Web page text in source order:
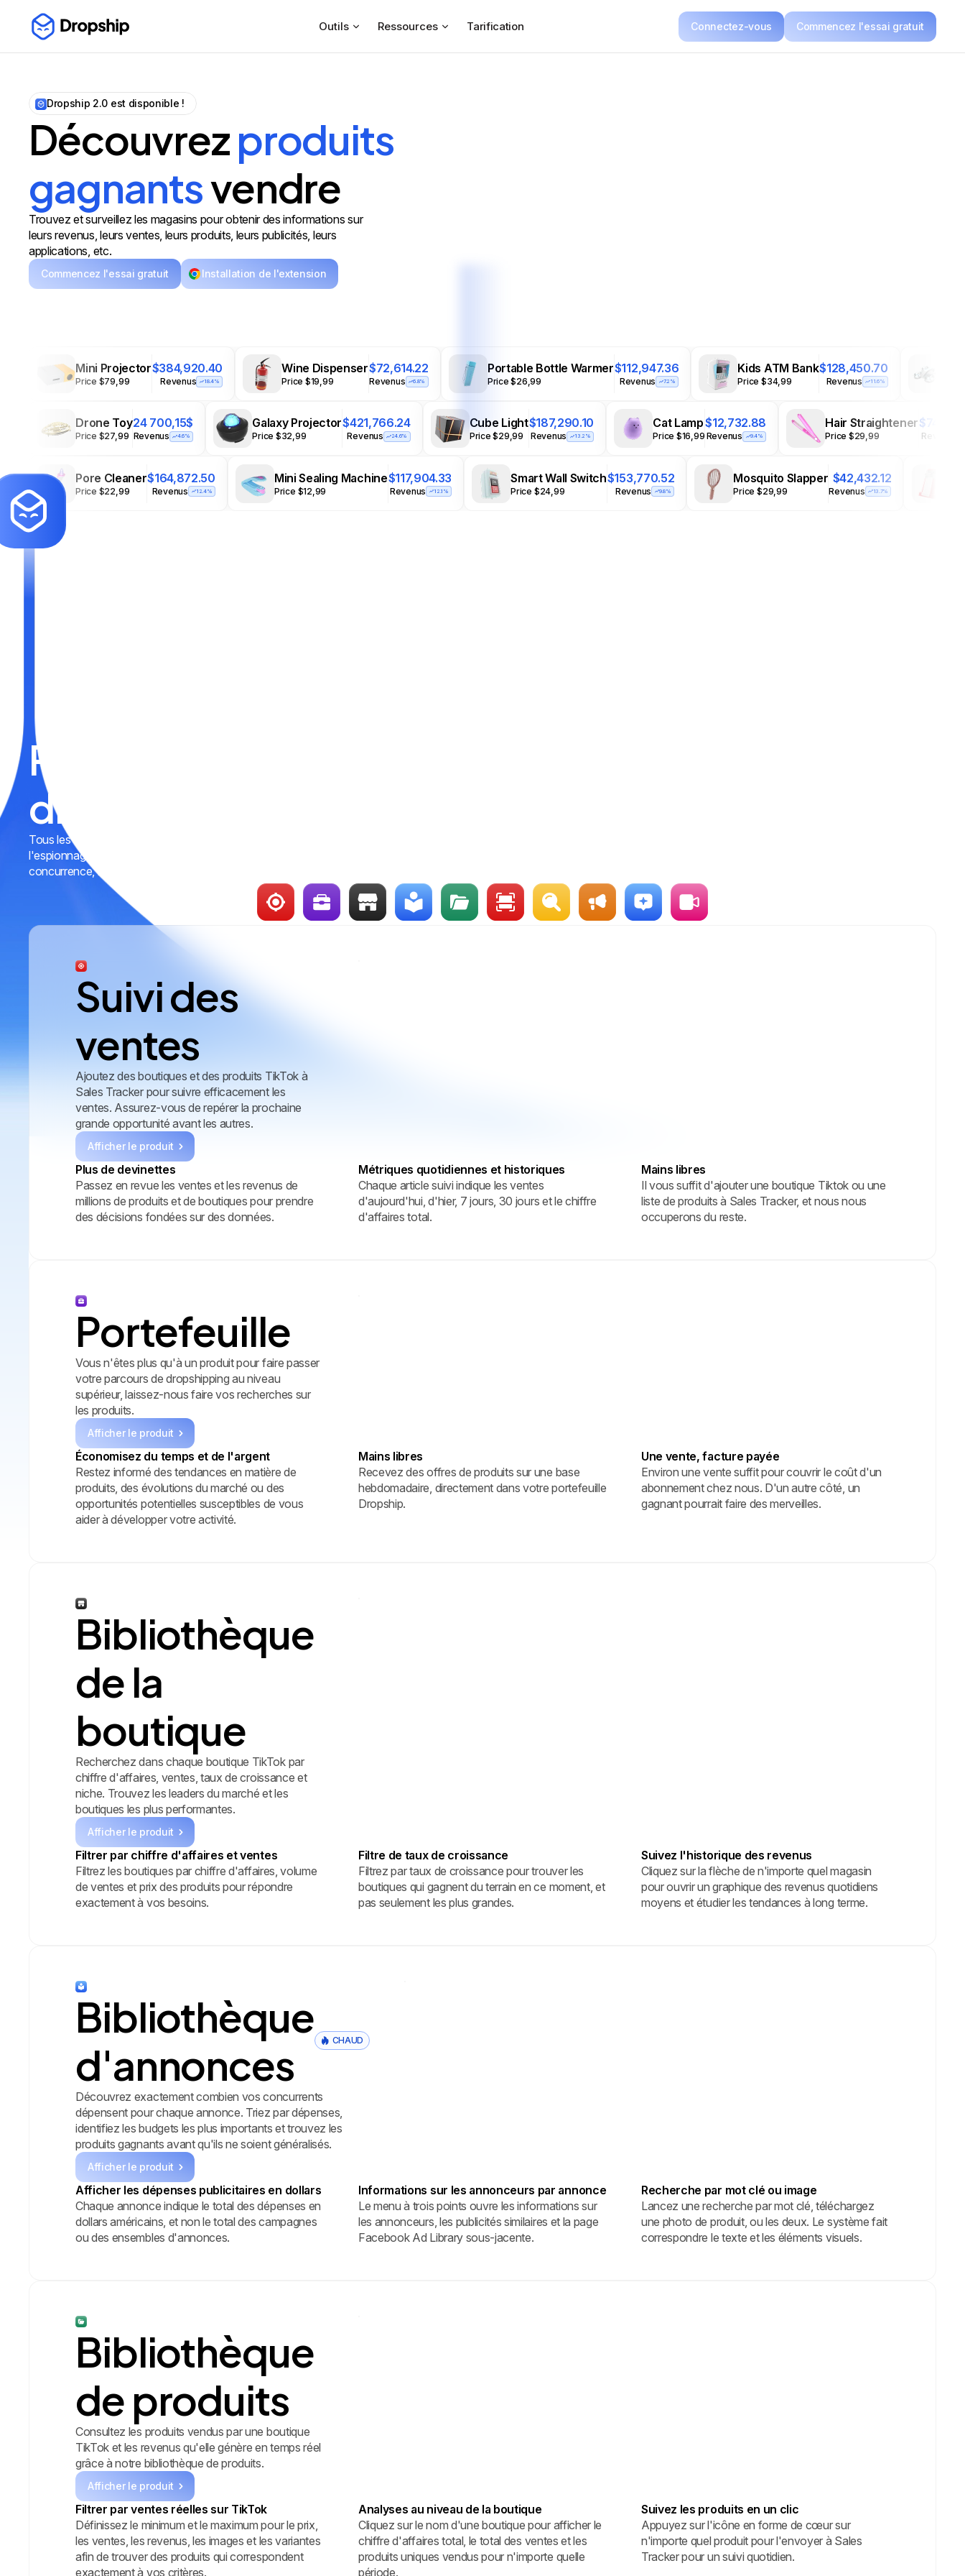
Outils Ressources Tarification Connectez-vous Commencez l'essai gratuit
Dropship 2.0 est disponible !
Découvrezproduits
gagnantsvendre
Trouvez et surveillez les magasins pour obtenir des informations sur
leurs revenus, leurs ventes, leurs produits, leurs publicités, leurs
applications, etc.
Commencez l'essai gratuit Installation de l'extension
Mini Projector
Price $79,99
$384,920.40
Revenus 18.4%
Wine Dispenser
Price $19,99
$72,614.22
Revenus 6.8%
Portable Bottle Warmer
Price $26,99
$112,947.36
Revenus 7.2%
Kids ATM Bank
Price $34,99
$128,450.70
Revenus 11.6%
Drone Toy
Price $27,99
24 700,15$
Revenus 4.6%
Galaxy Projector
Price $32,99
$421,766.24
Revenus 24.6%
Cube Light
Price $29,99
$187,290.10
Revenus 13.2%
Cat Lamp
Price $16,99
$12,732.88
Revenus 9.4%
Hair Straightener
Price $29,99 Revenus
Pore Cleaner
Price $22,99
$164,872.50
Revenus 12.4%
Mini Sealing Machine
Price $12,99
$117,904.33
Revenus 12.1%
Smart Wall Switch
Price $24,99
$153,770.52
Revenus 9.8%
Mosquito Slapper
Price $29,99
$42,432.12
Revenus 13.7%
Produits de
dropshipping
Tous les outils dont vous avez besoin pour la recherche de produits,
l'espionnage publicitaire, le suivi des ventes et l'analyse de la
concurrence, le tout dans un seul compte.
Suivi des
ventes
Ajoutez des boutiques et des produits TikTok à
Sales Tracker pour suivre efficacement les
ventes. Assurez-vous de repérer la prochaine
grande opportunité avant les autres.
Afficher le produit
Plus de devinettes
Passez en revue les ventes et les revenus de
millions de produits et de boutiques pour prendre
des décisions fondées sur des données.
Métriques quotidiennes et historiques
Chaque article suivi indique les ventes
d'aujourd'hui, d'hier, 7 jours, 30 jours et le chiffre
d'affaires total.
Mains libres
Il vous suffit d'ajouter une boutique Tiktok ou une
liste de produits à Sales Tracker, et nous nous
occuperons du reste.
Portefeuille
Vous n'êtes plus qu'à un produit pour faire passer
votre parcours de dropshipping au niveau
supérieur, laissez-nous faire vos recherches sur
les produits.
Afficher le produit
Économisez du temps et de l'argent
Restez informé des tendances en matière de
produits, des évolutions du marché ou des
opportunités potentielles susceptibles de vous
aider à développer votre activité.
Mains libres
Recevez des offres de produits sur une base
hebdomadaire, directement dans votre portefeuille
Dropship.
Une vente, facture payée
Environ une vente suffit pour couvrir le coût d'un
abonnement chez nous. D'un autre côté, un
gagnant pourrait faire des merveilles.
Bibliothèque
de la
boutique
Recherchez dans chaque boutique TikTok par
chiffre d'affaires, ventes, taux de croissance et
niche. Trouvez les leaders du marché et les
boutiques les plus performantes.
Afficher le produit
Filtrer par chiffre d'affaires et ventes
Filtrez les boutiques par chiffre d'affaires, volume
de ventes et prix des produits pour répondre
exactement à vos besoins.
Filtre de taux de croissance
Filtrez par taux de croissance pour trouver les
boutiques qui gagnent du terrain en ce moment, et
pas seulement les plus grandes.
Suivez l'historique des revenus
Cliquez sur la flèche de n'importe quel magasin
pour ouvrir un graphique des revenus quotidiens
moyens et étudier les tendances à long terme.
Bibliothèque
d'annonces
CHAUD
Découvrez exactement combien vos concurrents
dépensent pour chaque annonce. Triez par dépenses,
identifiez les budgets les plus importants et trouvez les
produits gagnants avant qu'ils ne soient généralisés.
Afficher le produit
Afficher les dépenses publicitaires en dollars
Chaque annonce indique le total des dépenses en
dollars américains, et non le total des campagnes
ou des ensembles d'annonces.
Informations sur les annonceurs par annonce
Le menu à trois points ouvre les informations sur
les annonceurs, les publicités similaires et la page
Facebook Ad Library sous-jacente.
Recherche par mot clé ou image
Lancez une recherche par mot clé, téléchargez
une photo de produit, ou les deux. Le système fait
correspondre le texte et les éléments visuels.
Bibliothèque
de produits
Consultez les produits vendus par une boutique
TikTok et les revenus qu'elle génère en temps réel
grâce à notre bibliothèque de produits.
Afficher le produit
Filtrer par ventes réelles sur TikTok
Définissez le minimum et le maximum pour le prix,
les ventes, les revenus, les images et les variantes
afin de trouver des produits qui correspondent
exactement à vos critères.
Analyses au niveau de la boutique
Cliquez sur le nom d'une boutique pour afficher le
chiffre d'affaires total, le total des ventes et les
produits uniques vendus pour n'importe quelle
période.
Suivez les produits en un clic
Appuyez sur l'icône en forme de cœur sur
n'importe quel produit pour l'envoyer à Sales
Tracker pour un suivi quotidien.